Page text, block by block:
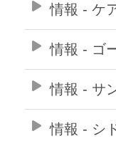
情報 - ケ
情報 - ゴ
情報 - サ
情報 - シ